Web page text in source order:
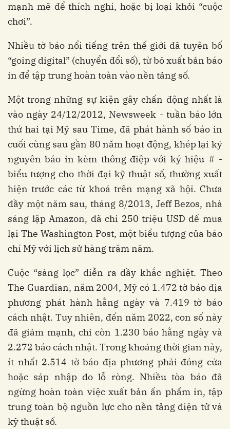
mạnh mẽ để thích nghi, hoặc bị loại khỏi “cuộc
chơi”.
Nhiều tờ báo nổi tiếng trên thế giới đã tuyên bố
“going digital” (chuyển đổi số), từ bỏ xuất bản báo
in để tập trung hoàn toàn vào nền tảng số.
Một trong những sự kiện gây chấn động nhất là
vào ngày 24/12/2012, Newsweek - tuần báo lớn
thứ hai tại Mỹ sau Time, đã phát hành số báo in
cuối cùng sau gần 80 năm hoạt động, khép lại kỷ
nguyên báo in kèm thông điệp với ký hiệu # -
biểu tượng cho thời đại kỹ thuật số, thường xuất
hiện trước các từ khoá trên mạng xã hội. Chưa
đầy một năm sau, tháng 8/2013, Jeff Bezos, nhà
sáng lập Amazon, đã chi 250 triệu USD để mua
lại The Washington Post, một biểu tượng của báo
chí Mỹ với lịch sử hàng trăm năm.
Cuộc “sàng lọc” diễn ra đầy khắc nghiệt. Theo
The Guardian, năm 2004, Mỹ có 1.472 tờ báo địa
phương phát hành hằng ngày và 7.419 tờ báo
cách nhật. Tuy nhiên, đến năm 2022, con số này
đã giảm mạnh, chỉ còn 1.230 báo hằng ngày và
2.272 báo cách nhật. Trong khoảng thời gian này,
ít nhất 2.514 tờ báo địa phương phải đóng cửa
hoặc sáp nhập do lỗ ròng. Nhiều tòa báo đã
ngừng hoàn toàn việc xuất bản ấn phẩm in, tập
trung toàn bộ nguồn lực cho nền tảng điện tử và
kỹ thuật số.